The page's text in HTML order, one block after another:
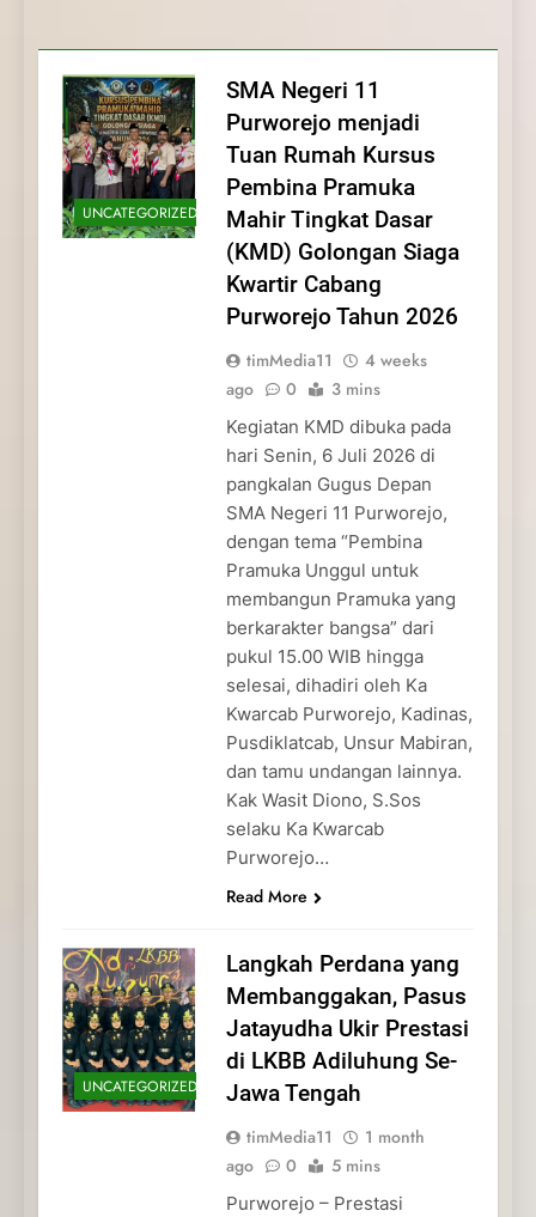
dan Pengabdian Generasi
Pramuka
Pramuka
Kepedulian
UNCATEGORIZED
SMA Negeri 11
Purworejo menjadi
Tuan Rumah Kursus
Pembina Pramuka
Mahir Tingkat Dasar
(KMD) Golongan Siaga
Kwartir Cabang
Purworejo Tahun 2026
timMedia11
4 weeks
ago
0 3 mins
Kegiatan KMD dibuka pada
hari Senin, 6 Juli 2026 di
pangkalan Gugus Depan
SMA Negeri 11 Purworejo,
dengan tema “Pembina
Pramuka Unggul untuk
membangun Pramuka yang
berkarakter bangsa” dari
pukul 15.00 WIB hingga
selesai, dihadiri oleh Ka
Kwarcab Purworejo, Kadinas,
Pusdiklatcab, Unsur Mabiran,
dan tamu undangan lainnya.
Kak Wasit Diono, S.Sos
selaku Ka Kwarcab
Purworejo…
Read More
UNCATEGORIZED
Langkah Perdana yang
Membanggakan, Pasus
Jatayudha Ukir Prestasi
di LKBB Adiluhung Se-
Jawa Tengah
timMedia11
1 month
ago
0 5 mins
Purworejo – Prestasi